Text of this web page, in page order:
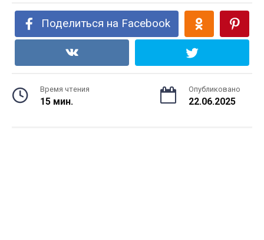
Поделиться на Facebook
Время чтения
15 мин.
Опубликовано
22.06.2025